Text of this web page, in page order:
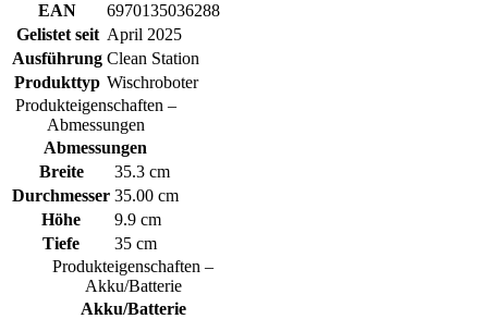
EAN
6970135036288
Gelistet seit April 2025
Ausführung Clean Station
Produkttyp Wischroboter
Produkteigenschaften –
Abmessungen
Abmessungen
Breite
35.3 cm
Durchmesser 35.00 cm
Höhe
9.9 cm
Tiefe
35 cm
Produkteigenschaften –
Akku/Batterie
Akku/Batterie